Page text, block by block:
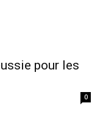
pour les
0